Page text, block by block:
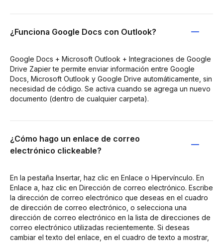
¿Funciona Google Docs con Outlook?
Google Docs + Microsoft Outlook + Integraciones de Google
Drive Zapier te permite enviar información entre Google
Docs, Microsoft Outlook y Google Drive automáticamente, sin
necesidad de código. Se activa cuando se agrega un nuevo
documento (dentro de cualquier carpeta).
¿Cómo hago un enlace de correo
electrónico clickeable?
En la pestaña Insertar, haz clic en Enlace o Hipervínculo. En
Enlace a, haz clic en Dirección de correo electrónico. Escribe
la dirección de correo electrónico que deseas en el cuadro
de dirección de correo electrónico, o selecciona una
dirección de correo electrónico en la lista de direcciones de
correo electrónico utilizadas recientemente. Si deseas
cambiar el texto del enlace, en el cuadro de texto a mostrar,